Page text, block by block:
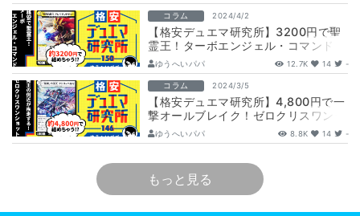
コラム 2024/4/2
【格安デュエマ研究所】3200円で聖
霊王！ターボエンジェル・コマンド
ゆうへいパパ 12.7K 14 -
コラム 2024/3/5
【格安デュエマ研究所】4,800円で一
撃オールブレイク！ゼロクリスワンシ
ョット！！
ゆうへいパパ 8.8K 14 -
もっと見る